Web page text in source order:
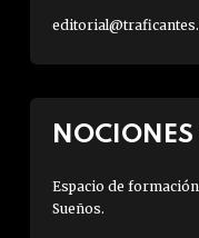
Espacio de
Sueños.